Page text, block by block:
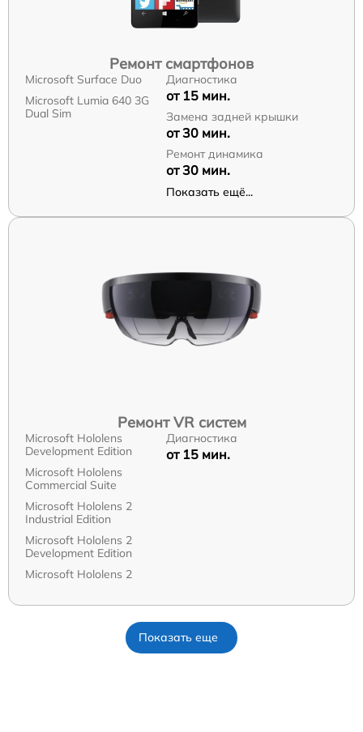
Ремонт смартфонов
Microsoft Surface Duo
Microsoft Lumia 640 3G
Dual Sim
Диагностика
от 15 мин.
Замена задней крышки
от 30 мин.
Ремонт динамика
от 30 мин.
Показать ещё...
Ремонт VR систем
Microsoft Hololens
Development Edition
Microsoft Hololens
Commercial Suite
Microsoft Hololens 2
Industrial Edition
Microsoft Hololens 2
Development Edition
Microsoft Hololens 2
Диагностика
от 15 мин.
Показать еще